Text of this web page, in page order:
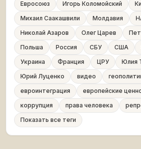
Евросоюз
Игорь Коломойский
Михаил Саакашвили
Молдавия
Николай Азаров
Олег Царев
Польша
Россия СБУ США
Украина
Франция ЦРУ
Юлия
Юрий Луценко
видео
евроинтеграция
европейские
коррупция
права человека
Показать все теги